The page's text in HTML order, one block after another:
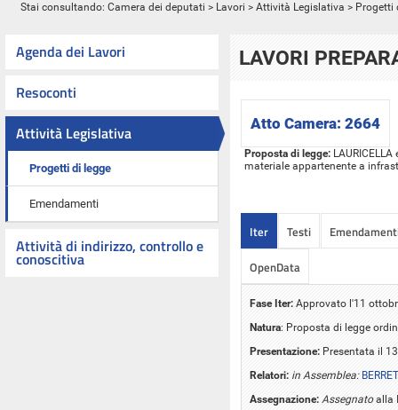
Stai consultando: Camera dei deputati > Lavori > Attività Legislativa > Progetti
Agenda dei Lavori
Resoconti
Attività Legislativa
Progetti di legge
Emendamenti
Attività di indirizzo, controllo e
conoscitiva
LAVORI
Atto Camera: 2664
Proposta di legge:
materiale appartenente a
Iter Testi
OpenData
Fase Iter: Approvato l'11
Natura: Proposta di legge
Presentazione: Presentata il
Relatori: in Assemblea:
Assegnazione: Assegnatoalla